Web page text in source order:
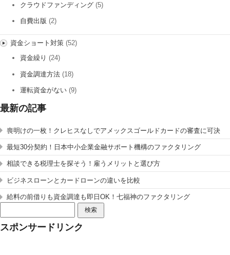
クラウドファンディング (5)
自費出版 (2)
資金ショート対策(52)
資金繰り (24)
資金調達方法 (18)
運転資金がない (9)
最新の記事
喪明けの一枚！クレヒスなしでアメックスゴールドカードの審査に可決
最短30分契約！日本中小企業金融サポート機構のファクタリング
相談できる税理士を探そう！雇うメリットと選び方
ビジネスローンとカードローンの違いを比較
給料の前借りも資金調達も即日OK！七福神のファクタリング
索:
スポンサードリンク